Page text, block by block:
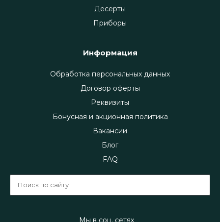
Десерты
Приборы
Информация
Обработка персональных данных
Договор оферты
Реквизиты
Бонусная и акционная политика
Вакансии
Блог
FAQ
Мы в соц. сетях